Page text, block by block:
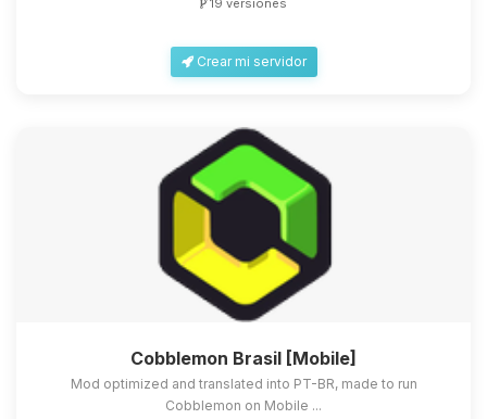
Crear mi servidor
Cobblemon Brasil [Mobile]
Mod optimized and translated into PT-BR, made to run
Cobblemon on Mobile ...